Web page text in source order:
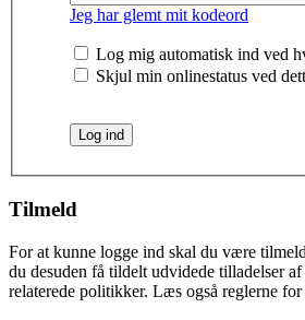
Jeg har glemt mit kodeord
Log mig automatisk ind ved
Skjul min onlinestatus ved
Tilmeld
For at kunne logge ind skal du være
du desuden få tildelt udvidede tilladelser
relaterede politikker. Læs også reglerne